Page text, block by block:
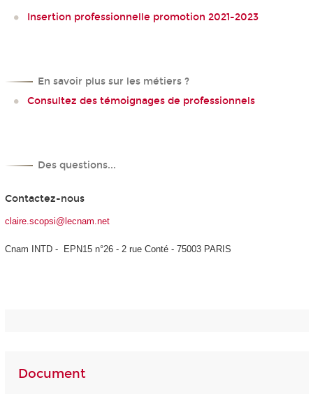
Insertion professionnelle promotion 2021-2023
En savoir plus sur les métiers ?
Consultez des témoignages de professionnels
Des questions...
Contactez-nous
claire.scopsi@lecnam.net
Cnam INTD - EPN15 n°26 - 2 rue Conté - 75003 PARIS
Document